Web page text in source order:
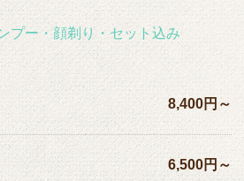
プー・顔剃り・セット込み
8,400円～
6,500円～